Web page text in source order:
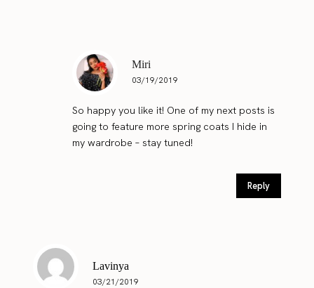
Miri
03/19/2019
So happy you like it! One of my next posts is
going to feature more spring coats I hide in
my wardrobe – stay tuned!
Reply
Lavinya
03/21/2019